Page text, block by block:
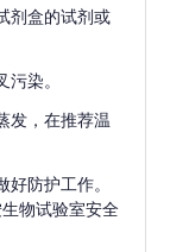
剂盒的试剂或
染。
发，在推荐温
防护工作。
物试验室安全